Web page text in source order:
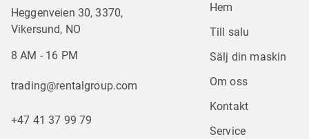
Heggenveien 30, 3370,
Vikersund, NO
8 AM - 16 PM
trading@rentalgroup.com
+47 41 37 99 79
Hem
Till salu
Sälj din maskin
Om oss
Kontakt
Service